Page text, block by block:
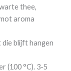
thee,
aroma
die blijft hangen
(100 °C). 3-5